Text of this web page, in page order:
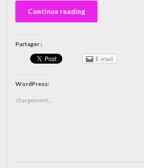
Continue reading
Partager :
E-mail
WordPress:
chargement…